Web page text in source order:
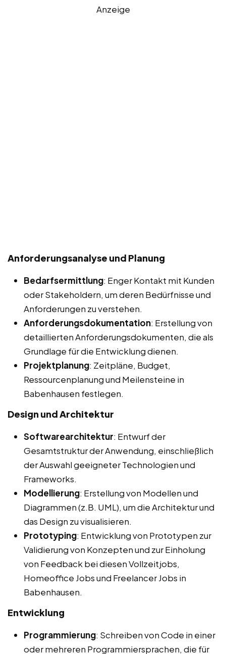
Anzeige
Anforderungsanalyse und Planung
Bedarfsermittlung: Enger Kontakt mit Kunden
oder Stakeholdern, um deren Bedürfnisse und
Anforderungen zu verstehen.
Anforderungsdokumentation: Erstellung von
detaillierten Anforderungsdokumenten, die als
Grundlage für die Entwicklung dienen.
Projektplanung: Zeitpläne, Budget,
Ressourcenplanung und Meilensteine in
Babenhausen festlegen.
Design und Architektur
Softwarearchitektur: Entwurf der
Gesamtstruktur der Anwendung, einschließlich
der Auswahl geeigneter Technologien und
Frameworks.
Modellierung: Erstellung von Modellen und
Diagrammen (z.B. UML), um die Architektur und
das Design zu visualisieren.
Prototyping: Entwicklung von Prototypen zur
Validierung von Konzepten und zur Einholung
von Feedback bei diesen Vollzeitjobs,
Homeoffice Jobs und Freelancer Jobs in
Babenhausen.
Entwicklung
Programmierung: Schreiben von Code in einer
oder mehreren Programmiersprachen, die für